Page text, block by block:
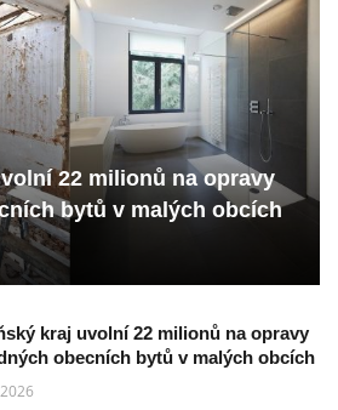
22 milionů na opravy
bytů v malých obcích
kraj uvolní 22 milionů na opravy
obecních bytů v malých obcích